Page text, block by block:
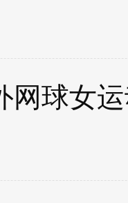
球女